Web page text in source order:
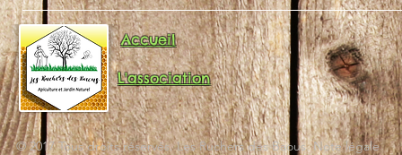
Accueil
L'association
© 2017 Tous droits réservés. Les Ruchers des Baous. Note légale